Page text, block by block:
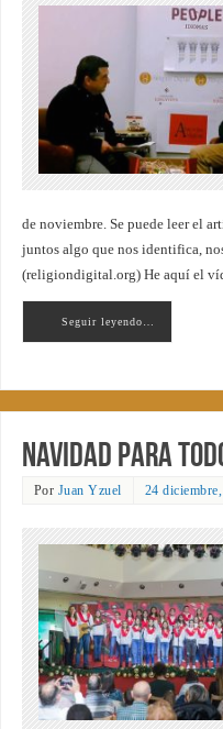
de noviembre. Se puede leer el
juntos algo que nos identifica,
(religiondigital.org) He aquí el
Seguir leyendo…
Navidad para
Por Juan Yzuel 24